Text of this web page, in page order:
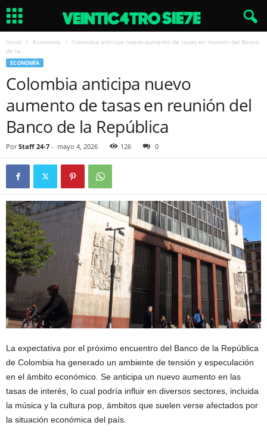
Inicio Economía
Colombia anticipa nuevo aumento de tasas en reunión del Banco
de la...
ECONOMÍA
Colombia anticipa nuevo
aumento de tasas en reunión del
Banco de la República
Por Staff 24-7 - mayo 4, 2026 126 0
La expectativa por el próximo encuentro del Banco de la República
de Colombia ha generado un ambiente de tensión y especulación
en el ámbito económico. Se anticipa un nuevo aumento en las
tasas de interés, lo cual podría influir en diversos sectores, incluida
la música y la cultura pop, ámbitos que suelen verse afectados por
la situación económica del país.